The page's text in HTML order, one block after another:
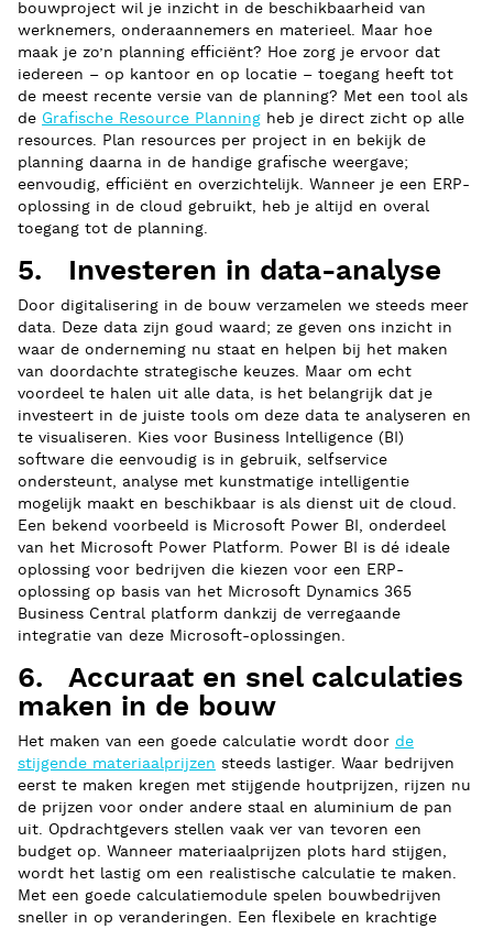
bouwproject wil je inzicht in de beschikbaarheid van
werknemers, onderaannemers en materieel. Maar hoe
maak je zo’n planning efficiënt? Hoe zorg je ervoor dat
iedereen – op kantoor en op locatie – toegang heeft tot
de meest recente versie van de planning? Met een tool als
de Grafische Resource Planning heb je direct zicht op alle
resources. Plan resources per project in en bekijk de
planning daarna in de handige grafische weergave;
eenvoudig, efficiënt en overzichtelijk. Wanneer je een ERP-
oplossing in de cloud gebruikt, heb je altijd en overal
toegang tot de planning.
5. Investeren in data-analyse
Door digitalisering in de bouw verzamelen we steeds meer
data. Deze data zijn goud waard; ze geven ons inzicht in
waar de onderneming nu staat en helpen bij het maken
van doordachte strategische keuzes. Maar om echt
voordeel te halen uit alle data, is het belangrijk dat je
investeert in de juiste tools om deze data te analyseren en
te visualiseren. Kies voor Business Intelligence (BI)
software die eenvoudig is in gebruik, selfservice
ondersteunt, analyse met kunstmatige intelligentie
mogelijk maakt en beschikbaar is als dienst uit de cloud.
Een bekend voorbeeld is Microsoft Power BI, onderdeel
van het Microsoft Power Platform. Power BI is dé ideale
oplossing voor bedrijven die kiezen voor een ERP-
oplossing op basis van het Microsoft Dynamics 365
Business Central platform dankzij de verregaande
integratie van deze Microsoft-oplossingen.
6. Accuraat en snel calculaties
maken in de bouw
Het maken van een goede calculatie wordt door de
stijgende materiaalprijzen steeds lastiger. Waar bedrijven
eerst te maken kregen met stijgende houtprijzen, rijzen nu
de prijzen voor onder andere staal en aluminium de pan
uit. Opdrachtgevers stellen vaak ver van tevoren een
budget op. Wanneer materiaalprijzen plots hard stijgen,
wordt het lastig om een realistische calculatie te maken.
Met een goede calculatiemodule spelen bouwbedrijven
sneller in op veranderingen. Een flexibele en krachtige